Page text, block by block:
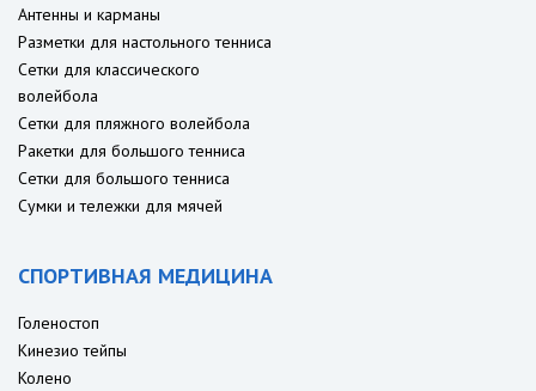
Антенны и карманы
Разметки для настольного тенниса
Сетки для классического
волейбола
Сетки для пляжного волейбола
Ракетки для большого тенниса
Сетки для большого тенниса
Сумки и тележки для мячей
СПОРТИВНАЯ МЕДИЦИНА
Голеностоп
Кинезио тейпы
Колено